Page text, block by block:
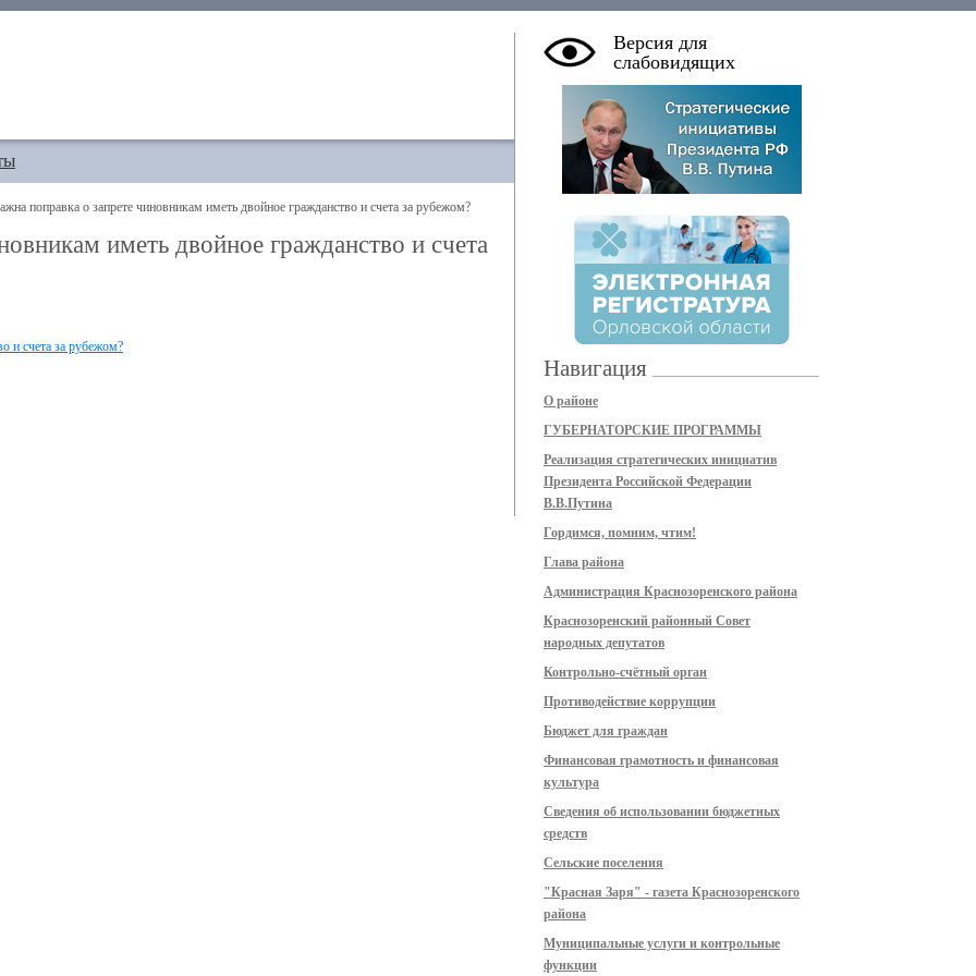
поправка о запрете чиновникам иметь двойное гражданство и счета за рубежом?
иметь двойное гражданство и счета
и счета за рубежом?
Версия для
слабовидящих
Навигация
О районе
ГУБЕРНАТОРСКИЕ ПРОГРАММЫ
Реализация стратегических инициатив
Президента Российской Федерации
В.В.Путина
Гордимся, помним, чтим!
Глава района
Администрация Краснозоренского района
Краснозоренский районный Совет
народных депутатов
Контрольно-счётный орган
Противодействие коррупции
Бюджет для граждан
Финансовая грамотность и финансовая
культура
Сведения об использовании бюджетных
средств
Сельские поселения
"Красная Заря" - газета Краснозоренского
района
Муниципальные услуги и контрольные
функции